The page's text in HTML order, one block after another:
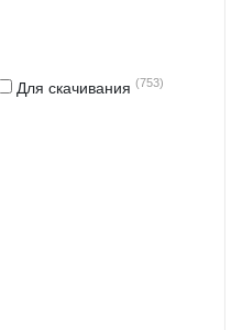
Для скачивания (753)